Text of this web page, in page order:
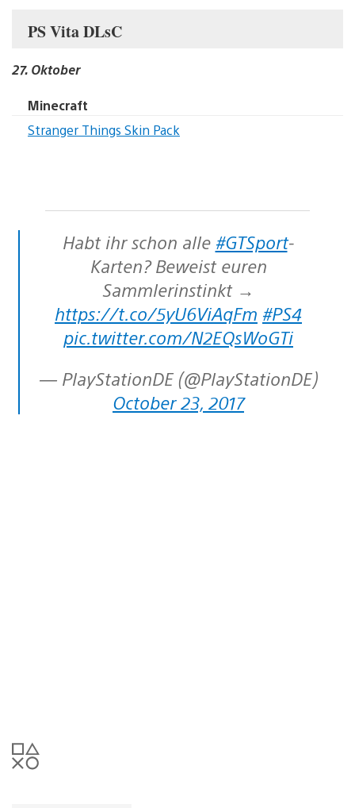
PS Vita DLsC
27. Oktober
Minecraft
Stranger Things Skin Pack
Habt ihr schon alle #GTSport-
Karten? Beweist euren
Sammlerinstinkt →
https://t.co/5yU6ViAqFm #PS4
pic.twitter.com/N2EQsWoGTi
— PlayStationDE (@PlayStationDE)
October 23, 2017